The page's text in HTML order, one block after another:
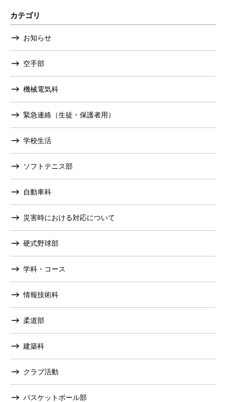
カテゴリ
お知らせ
空手部
機械電気科
緊急連絡（生徒・保護者用）
学校生活
ソフトテニス部
自動車科
災害時における対応について
硬式野球部
学科・コース
情報技術科
柔道部
建築科
クラブ活動
バスケットボール部